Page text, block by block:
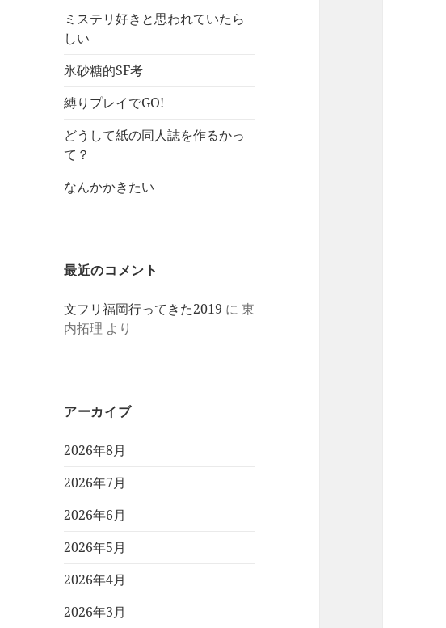
ミステリ好きと思われていたら
しい
氷砂糖的SF考
縛りプレイでGO!
どうして紙の同人誌を作るかっ
て？
なんかかきたい
最近のコメント
文フリ福岡行ってきた2019 に東
内拓理 より
アーカイブ
2026年8月
2026年7月
2026年6月
2026年5月
2026年4月
2026年3月